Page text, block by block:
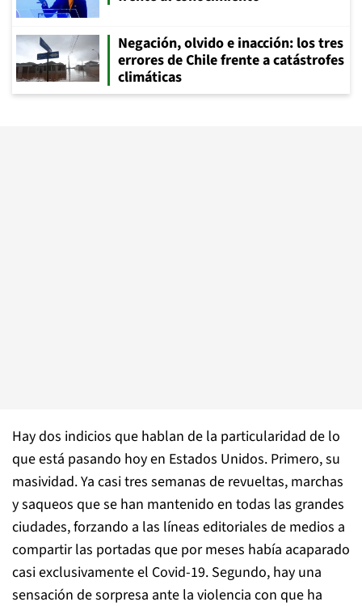
Negación, olvido e inacción: los tres
errores de Chile frente a catástrofes
climáticas
Hay dos indicios que hablan de la particularidad de lo
que está pasando hoy en Estados Unidos. Primero, su
masividad. Ya casi tres semanas de revueltas, marchas
y saqueos que se han mantenido en todas las grandes
ciudades, forzando a las líneas editoriales de medios a
compartir las portadas que por meses había acaparado
casi exclusivamente el Covid-19. Segundo, hay una
sensación de sorpresa ante la violencia con que ha